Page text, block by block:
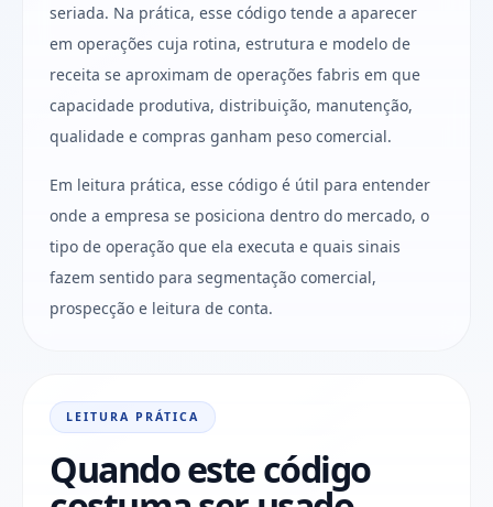
seriada. Na prática, esse código tende a aparecer
em operações cuja rotina, estrutura e modelo de
receita se aproximam de operações fabris em que
capacidade produtiva, distribuição, manutenção,
qualidade e compras ganham peso comercial.
Em leitura prática, esse código é útil para entender
onde a empresa se posiciona dentro do mercado, o
tipo de operação que ela executa e quais sinais
fazem sentido para segmentação comercial,
prospecção e leitura de conta.
LEITURA PRÁTICA
Quando este código